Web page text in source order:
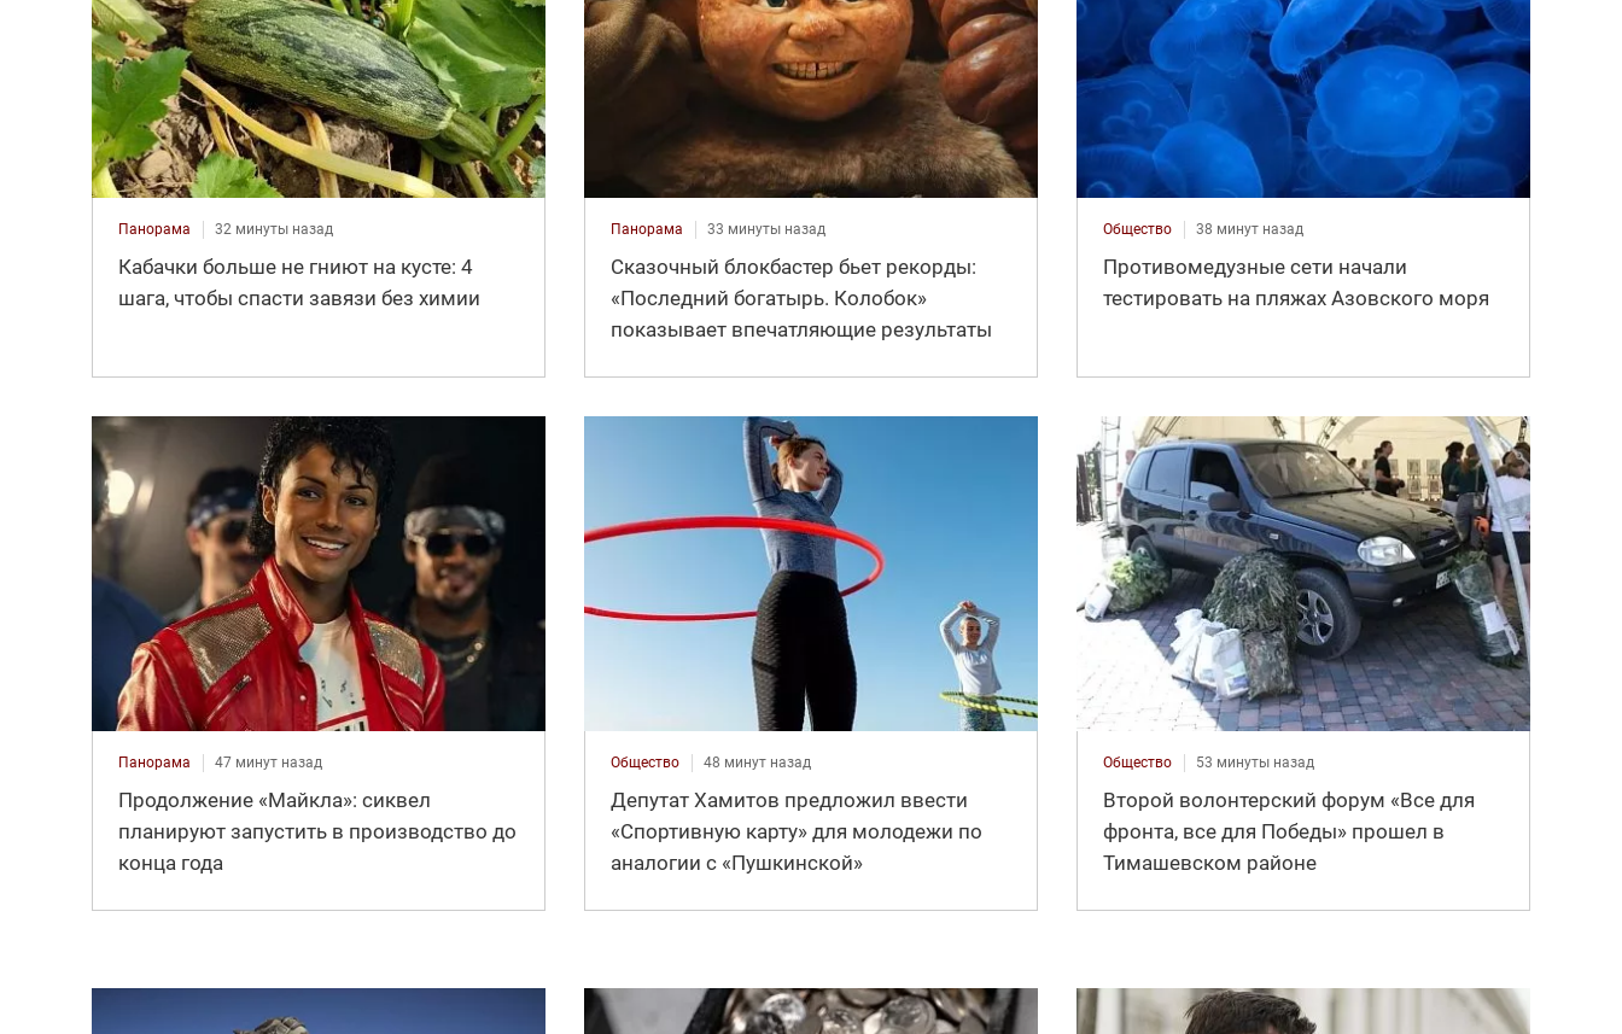
Панорама 32 минуты назад
Кабачки больше не гниют на кусте: 4
шага, чтобы спасти завязи без химии
Панорама 33 минуты назад
Сказочный блокбастер бьет рекорды:
«Последний богатырь. Колобок»
показывает впечатляющие результаты
Общество 38 минут назад
Противомедузные сети начали
тестировать на пляжах Азовского моря
Панорама 47 минут назад
Продолжение «Майкла»: сиквел
планируют запустить в производство до
конца года
Общество 48 минут назад
Депутат Хамитов предложил ввести
«Спортивную карту» для молодежи по
аналогии с «Пушкинской»
Общество 53 минуты назад
Второй волонтерский форум «Все для
фронта, все для Победы» прошел в
Тимашевском районе